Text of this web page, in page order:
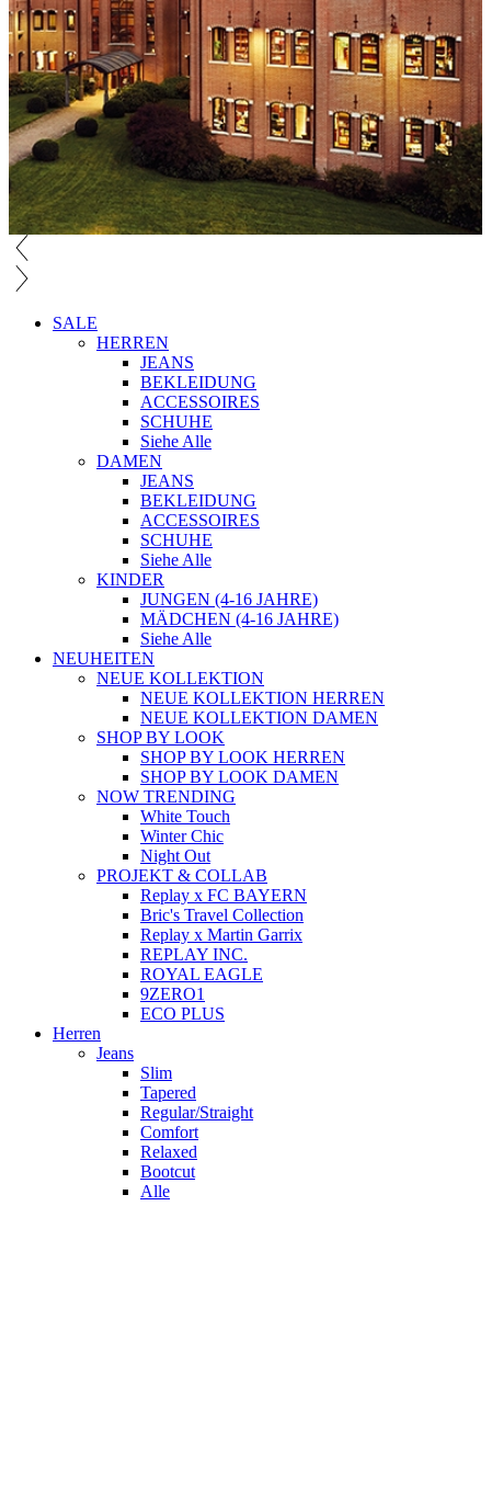
SALE
HERREN
JEANS
BEKLEIDUNG
ACCESSOIRES
SCHUHE
Siehe Alle
DAMEN
JEANS
BEKLEIDUNG
ACCESSOIRES
SCHUHE
Siehe Alle
KINDER
JUNGEN (4-16 JAHRE)
MÄDCHEN (4-16 JAHRE)
Siehe Alle
NEUHEITEN
NEUE KOLLEKTION
NEUE KOLLEKTION HERREN
NEUE KOLLEKTION DAMEN
SHOP BY LOOK
SHOP BY LOOK HERREN
SHOP BY LOOK DAMEN
NOW TRENDING
White Touch
Winter Chic
Night Out
PROJEKT & COLLAB
Replay x FC BAYERN
Bric's Travel Collection
Replay x Martin Garrix
REPLAY INC.
ROYAL EAGLE
9ZERO1
ECO PLUS
Herren
Jeans
Slim
Tapered
Regular/Straight
Comfort
Relaxed
Bootcut
Alle